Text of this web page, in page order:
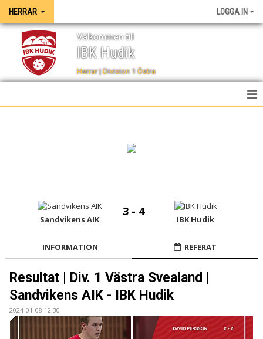
HERRAR LOGGA IN
IBK Hudik
Välkommen till
Herrar | Division 1 Östra
SPELSCHEMA
DOKUMENT
KONTAKT
Sandvikens AIK
3 - 4
IBK Hudik
INFORMATION REFERAT
Resultat | Div. 1 Västra Svealand |
Sandvikens AIK - IBK Hudik
2024-01-08 12:30